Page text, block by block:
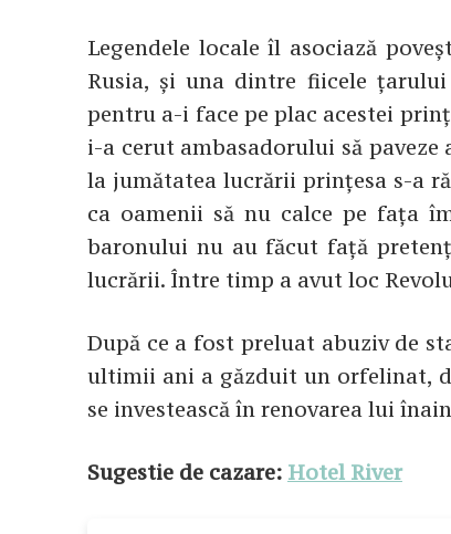
Legendele locale îl asociază
Rusia, și una dintre fiicele
pentru a-i face pe plac acestei
i-a cerut ambasadorului să
la jumătatea lucrării prințesa s-a
ca oamenii să nu calce pe fața
baronului nu au făcut față
lucrării. Între timp a avut loc
După ce a fost preluat abuziv de
ultimii ani a găzduit un orfelinat,
se investească în renovarea lui
Sugestie de cazare: Hotel River